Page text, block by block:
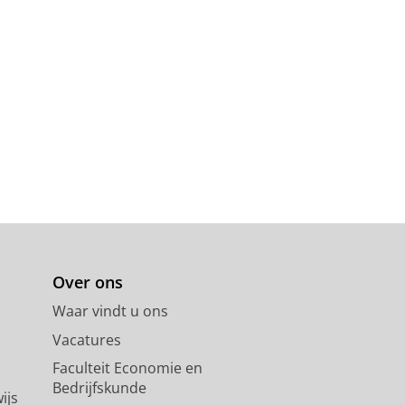
Over ons
Waar vindt u ons
Vacatures
Faculteit Economie en
Bedrijfskunde